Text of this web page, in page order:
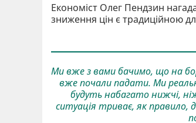
Економіст Олег Пендзин
зниження цін є традиційною
Ми вже з вами бачимо, що на
вже почали падати. Ми
будуть набагато нижчі,
ситуація триває, як правило,